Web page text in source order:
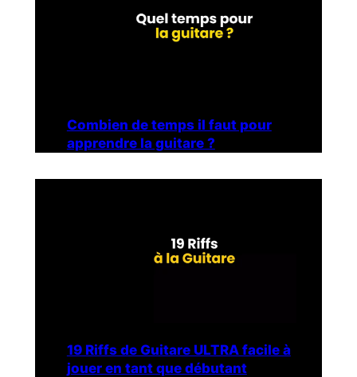
Combien de temps il faut pour
apprendre la guitare ?
19 Riffs de Guitare ULTRA facile à
jouer en tant que débutant